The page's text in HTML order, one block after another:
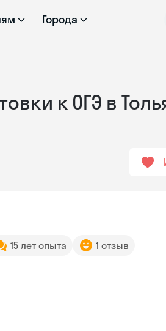
Города
к ОГЭ в
15 лет опыта 1 отзыв